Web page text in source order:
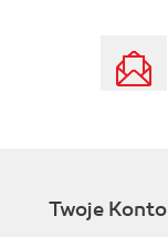
Twoje Konto